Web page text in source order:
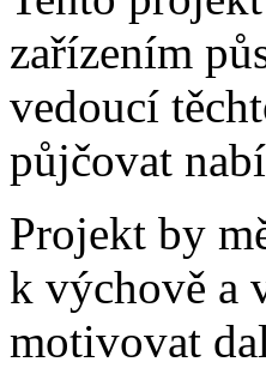
zařízením
vedoucí
půjčovat
Projekt by
k výchově a
motivovat